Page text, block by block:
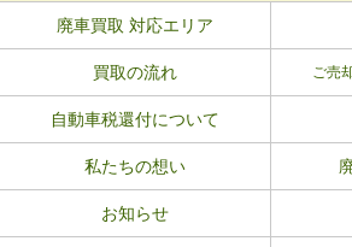
廃車買取 対応エリア
買取の流れ ご売
自動車税還付について
私たちの想い
お知らせ